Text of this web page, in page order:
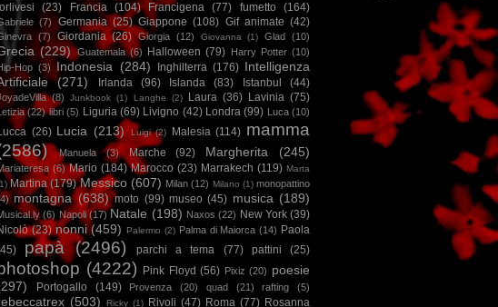
(23) Francia (104) Francigena (77) fumetto (164)
(7) Germania (25) Giappone (108) Gif animate (42)
(7) Giordania (26) Giorgia (12) Giovanna (1) Glad (10)
(229) Guatemala (6) Halloween (79) Harry Potter (10)
Hop (3) Indonesia (284) Inghilterra (176) Intelligenza
(271) Irlanda (96) Islanda (83) Istanbul (44)
(8) Junkbook (1) Langhe (2) Laura (36) Lavinia (75)
(22) libri (5) Liguria (69) Livigno (42) Londra (99) Luca (10)
(26) Lucia (213) Luigi (2) Malesia (114) mamma
Manuela (3) Marche (92) Margherita (245)
(6) Mario (184) Marocco (23) Marrakech (119) Marta
Martina (179) Messico (607) Milan (12) Milano (1) monopattino
montagna (638) moto (99) museo (45) musica (189)
(6) Napoli (17) Natale (198) Naxos (22) New York (39)
(23) nonni (459) Palermo (2) Palma di Maiorca (14) Paola
papà (2496) parchi a tema (77) pattini (25)
(4222) Pink Floyd (56) Pixiz (20) poesie
Portogallo (149) Provenza (20) quad (21) rafting (5)
(503) Ricky (1) Rivoli (47) Roma (77) Rosanna